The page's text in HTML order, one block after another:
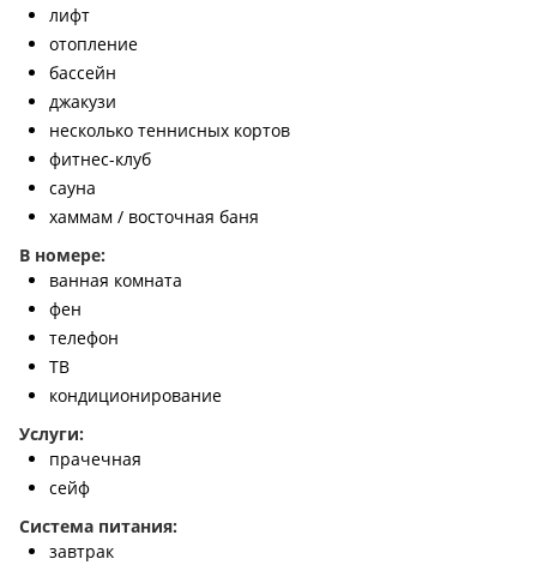
лифт
отопление
бассейн
джакузи
несколько теннисных кортов
фитнес-клуб
сауна
хаммам / восточная баня
В номере:
ванная комната
фен
телефон
ТВ
кондиционирование
Услуги:
прачечная
сейф
Система питания:
завтрак